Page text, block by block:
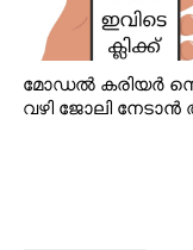
മോഡൽ കരിയർ
വഴി ജോലി